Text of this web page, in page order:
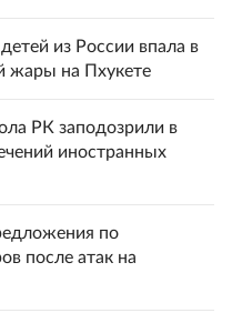
из России впала в
жары на Пхукете
РК заподозрили в
иностранных
по
после атак на